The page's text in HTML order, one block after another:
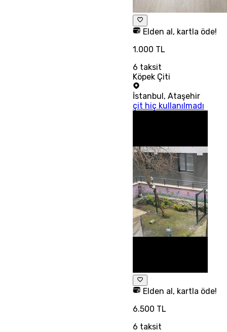
Elden al, kartla öde!
1.000 TL
6 taksit
Köpek Çiti
İstanbul,Ataşehir
çit hiç kullanılmadı
Elden al, kartla öde!
6.500 TL
6 taksit